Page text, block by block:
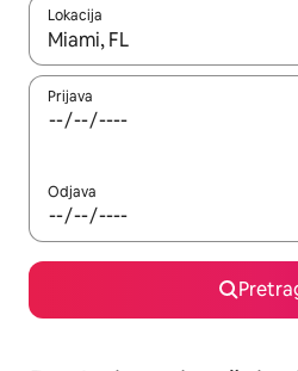
Lokacija
Kad su rezultati dostupni,
Prijava
Odjava